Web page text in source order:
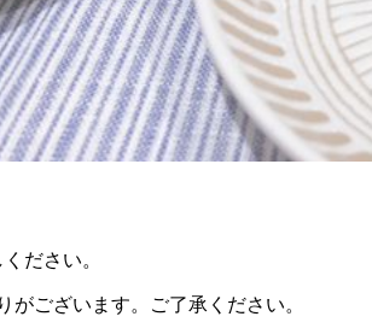
ださい。
ございます。ご了承ください。